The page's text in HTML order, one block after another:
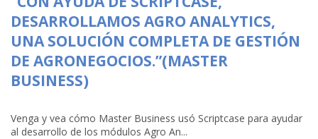
DESARROLLAMOS AGRO ANALYTICS,
UNA SOLUCIÓN COMPLETA DE GESTIÓN
DE AGRONEGOCIOS.”(MASTER
BUSINESS)
Venga y vea cómo Master Business usó Scriptcase para ayudar
al desarrollo de los módulos Agro An...